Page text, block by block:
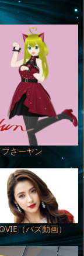
さーヤン
（バズ動画）